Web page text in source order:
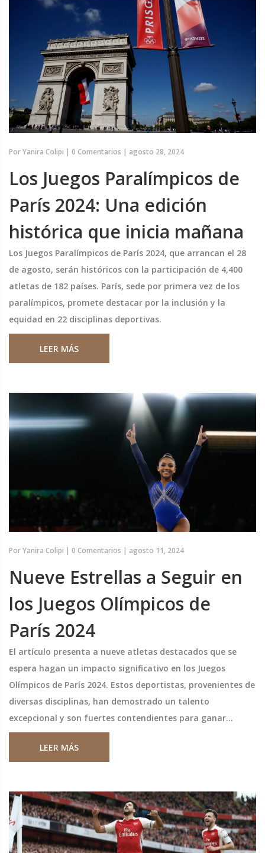
PorYanira Colipi | 0 Comentarios | agosto 28, 2024
Los Juegos Paralímpicos de
París 2024: Una edición
histórica que inicia mañana
Los Juegos Paralímpicos de París 2024, que arrancan el 28
de agosto, serán históricos con la participación de 4,400
atletas de 182 países. París, sede por primera vez de los
paralímpicos, promete destacar por la inclusión y la
equidad en 22 disciplinas deportivas.
LEER MÁS
PorYanira Colipi | 0 Comentarios | agosto 11, 2024
Nueve Estrellas a Seguir en
los Juegos Olímpicos de
París 2024
El artículo presenta a nueve atletas destacados que se
espera hagan un impacto significativo en los Juegos
Olímpicos de París 2024. Estos deportistas, provenientes de
diversas disciplinas, han demostrado un talento
excepcional y son fuertes contendientes para ganar
medallas en sus respectivos eventos.
LEER MÁS